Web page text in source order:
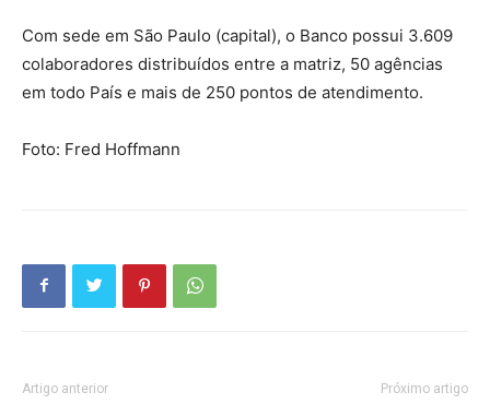
Com sede em São Paulo (capital), o Banco possui 3.609
colaboradores distribuídos entre a matriz, 50 agências
em todo País e mais de 250 pontos de atendimento.
Foto: Fred Hoffmann
Artigo anterior Próximo artigo